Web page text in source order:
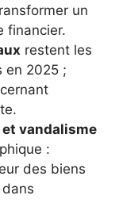
un
financier.
restent les
en 2025 ;
et vandalisme
:
des biens